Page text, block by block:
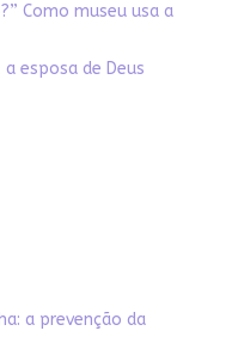
Como museu usa a
esposa de Deus
a prevenção da